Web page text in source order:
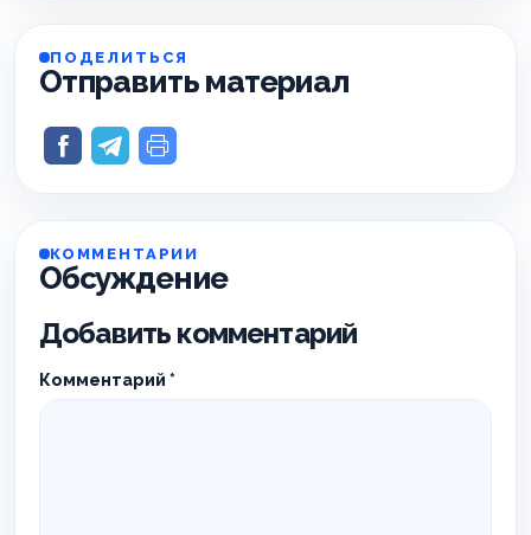
ПОДЕЛИТЬСЯ
Отправить материал
КОММЕНТАРИИ
Обсуждение
Добавить комментарий
Комментарий *